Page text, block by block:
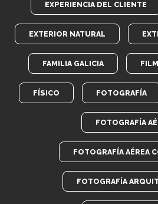
EXPERIENCIA DEL CLIENTE
EXTERIOR NATURAL
FAMILIA GALICIA
FÍSICO FOTOGRAFÍA
FOTOGRAFÍA
FOTOGRAFÍA AÉREA
FOTOGRAFÍA